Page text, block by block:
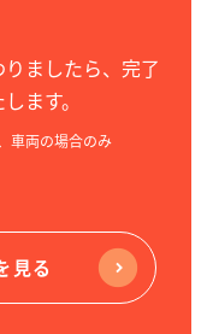
ましたら、完了
ます。
車両の場合のみ
見る